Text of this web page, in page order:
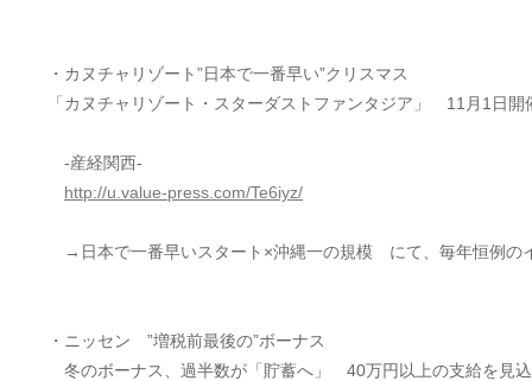
・カヌチャリゾート”日本で一番早い”クリスマス
「カヌチャリゾート・スターダストファンタジア」 11月1日開
-産経関西-
http://u.value-press.com/Te6iyz/
→日本で一番早いスタート×沖縄一の規模 にて、毎年恒例の
・ニッセン ”増税前最後の”ボーナス
冬のボーナス、過半数が「貯蓄へ」 40万円以上の支給を見